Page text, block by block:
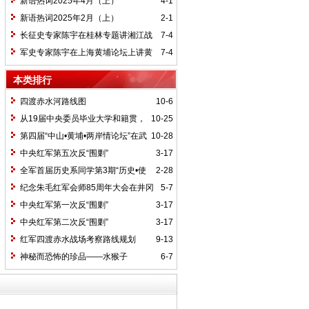
2-1
新语热词2025年2月（上）
7-4
长征史专家陈宇在桂林专题讲湘江战
役精神
7-4
军史专家陈宇在上海黄埔论坛上讲黄
埔精神与国家统一大业
本类排行
10-6
四渡赤水河路线图
10-25
从19届中央委员毕业大学和籍贯，
看当代中国文化区域积淀
10-28
第四届“中山•黄埔•两岸情论坛”在武
汉举行
3-17
中央红军第五次反“围剿”
2-28
全军首届历史系同学第3期“历史•使
命”论坛纪要
5-7
纪念朱毛红军会师85周年大会在井冈
山召开
3-17
中央红军第一次反“围剿”
3-17
中央红军第二次反“围剿”
9-13
红军四渡赤水战场考察路线规划
6-7
神秘而恐怖的珍品——水猴子